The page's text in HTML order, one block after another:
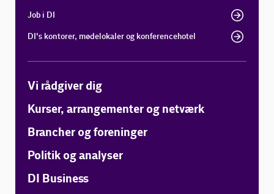
Job i DI
DI's kontorer, mødelokaler og konferencehotel
Vi rådgiver dig
Kurser, arrangementer og netværk
Brancher og foreninger
Politik og analyser
DI Business